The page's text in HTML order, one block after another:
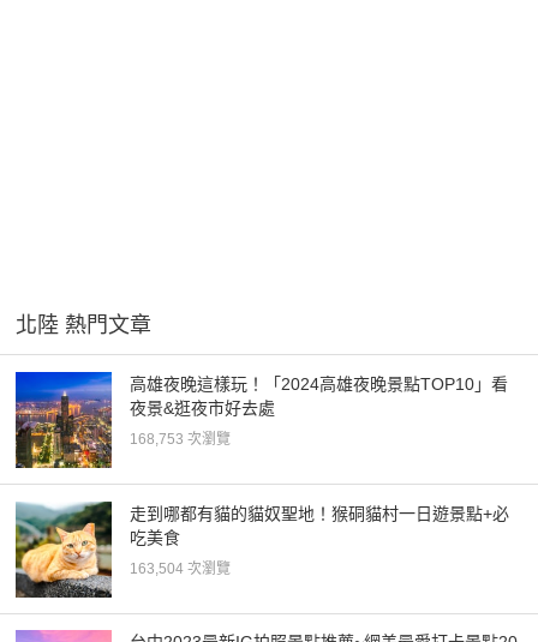
北陸 熱門文章
高雄夜晚這樣玩！「2024高雄夜晚景點TOP10」看
夜景&逛夜市好去處
168,753 次瀏覽
走到哪都有貓的貓奴聖地！猴硐貓村一日遊景點+必
吃美食
163,504 次瀏覽